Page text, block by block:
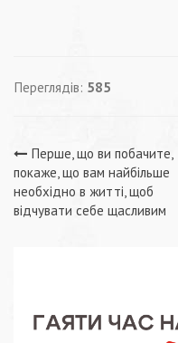
Переглядів: 585
Навігація
записів
Перше, що ви побачите,
покаже, що вам найбільше
необхідно в житті, щоб
відчувати себе щасливим